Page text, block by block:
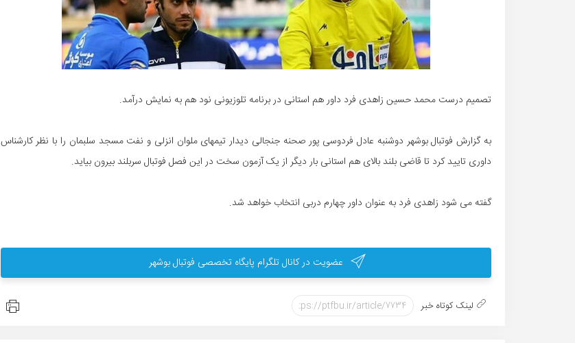
تصمیم درست محمد حسین زاهدی فرد داور هم استانی در برنامه تلوزیونی نود هم به نمایش درآمد.
به گزارش فوتبال بوشهر دوشنبه عادل فردوسی پور صحنه جنجالی دیدار تیمهای ملوان انزلی و نفت مسجد سلبمان را با نظر کارشناس
داوری تایید کرد تا قاضی بلند بالای هم استانی بار دیگر از یک آزمون سخت در این فصل فوتبال سربلند بیرون بیاید.
گفته می شود زاهدی فرد به عنوان داور چهارم دربی انتخاب خواهد شد.
عضویت در کانال تلگرام پایگاه تخصصی فوتبال بوشهر
لینک کوتاه خبر